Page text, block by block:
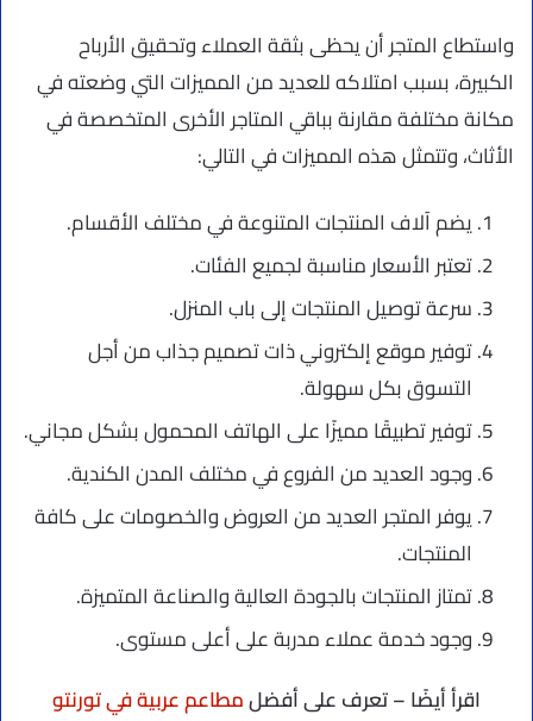
واستطاع المتجر أن يحظى بثقة العملاء وتحقيق الأرباح
الكبيرة، بسبب امتلاكه للعديد من المميزات التي وضعته في
مكانة مختلفة مقارنة بباقي المتاجر الأخرى المتخصصة في
الأثاث، وتتمثل هذه المميزات في التالي:
يضم آلاف المنتجات المتنوعة في مختلف الأقسام.
تعتبر الأسعار مناسبة لجميع الفئات.
سرعة توصيل المنتجات إلى باب المنزل.
توفير موقع إلكتروني ذات تصميم جذاب من أجل
التسوق بكل سهولة.
توفير تطبيقًا مميزًا على الهاتف المحمول بشكل مجاني.
وجود العديد من الفروع في مختلف المدن الكندية.
يوفر المتجر العديد من العروض والخصومات على كافة
المنتجات.
تمتاز المنتجات بالجودة العالية والصناعة المتميزة.
وجود خدمة عملاء مدربة على أعلى مستوى.
اقرأ أيضًا – تعرف على أفضلمطاعم عربية في تورنتو